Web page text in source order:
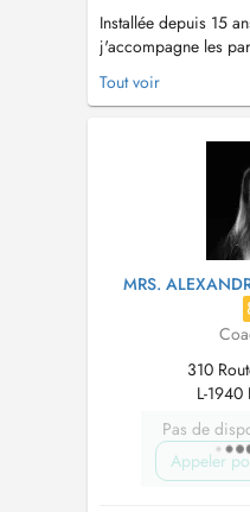
Installée depuis 15
j'accompagne les
professionnels dans
la libération, le
psychopathologie,
ouvert aux RH
Tout voir
MRS.
310
L-1940
Pas de
Appeler